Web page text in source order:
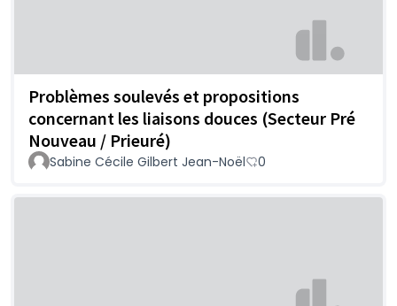
Problèmes soulevés et propositions
concernant les liaisons douces (Secteur Pré
Nouveau / Prieuré)
Sabine Cécile Gilbert Jean-Noël 0